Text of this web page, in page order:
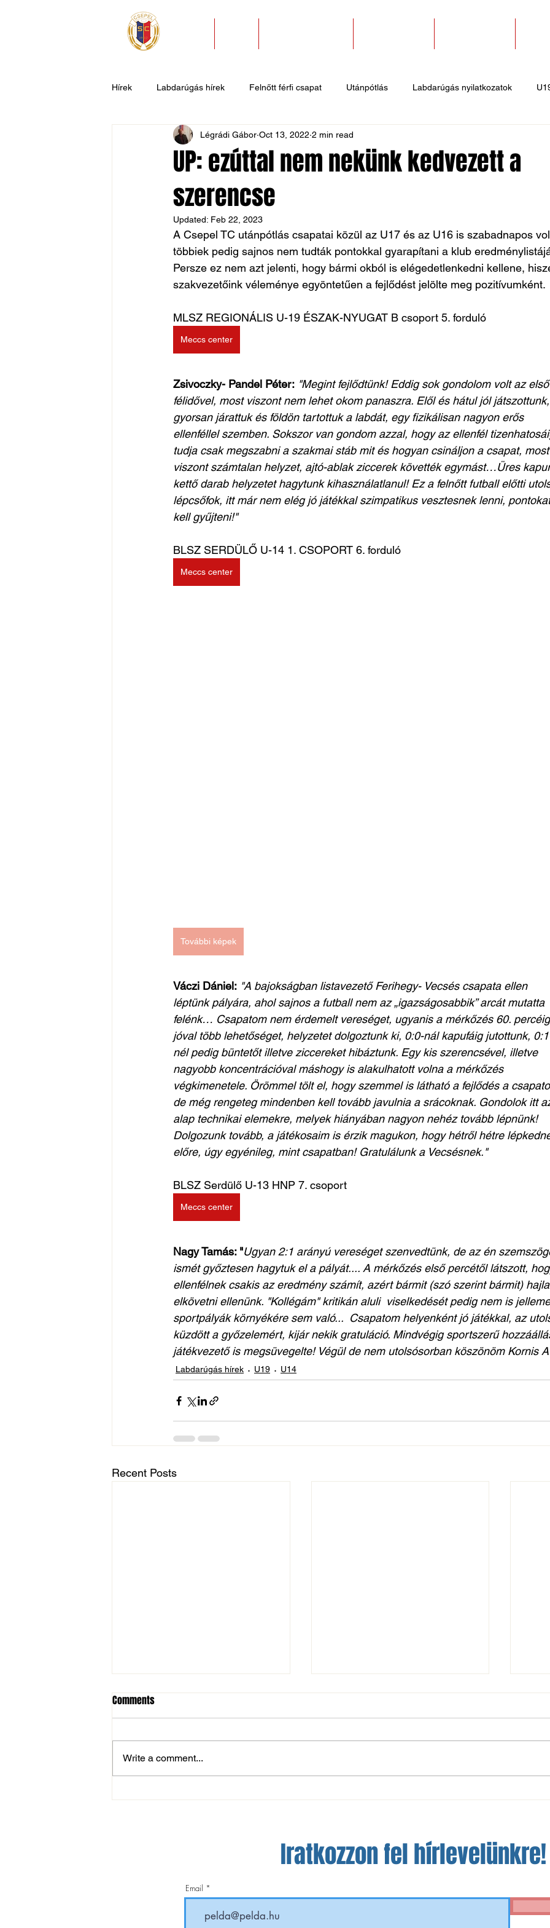
Hírek Labdarúgás hírek Felnőtt férfi csapat Utánpótlás Labdarúgás nyilatkozatok
U9 U7 Evezős hírek Sportlövő hírek
Csepel SC II Általános hírek
UP: ezúttal nem nekünk kedvezett a
szerencse
Légrádi Gábor Oct 13, 2022 2 min read
Updated: Feb 22, 2023
A Csepel TC utánpótlás csapatai közül az U17 és az U16 is szabadnapos
többiek pedig sajnos nem tudták pontokkal gyarapítani a klub
Persze ez nem azt jelenti, hogy bármi okból is elégedetlenkedni kellene,
szakvezetőink véleménye egyöntetűen a fejlődést jelölte meg pozitívumként.
MLSZ REGIONÁLIS U-19 ÉSZAK-NYUGAT B csoport 5. forduló
Meccs center
Zsivoczky- Pandel Péter: "Megint fejlődtünk! Eddig sok gondolom volt az első
félidővel, most viszont nem lehet okom panaszra. Elől és hátul jól játszottunk,
gyorsan járattuk és földön tartottuk a labdát, egy fizikálisan nagyon erős
ellenféllel szemben. Sokszor van gondom azzal, hogy az ellenfél
tudja csak megszabni a szakmai stáb mit és hogyan csináljon a csapat, most
viszont számtalan helyzet, ajtó-ablak ziccerek követték egymást…Üres
kettő darab helyzetet hagytunk kihasználatlanul! Ez a felnőtt futball előtti
lépcsőfok, itt már nem elég jó játékkal szimpatikus vesztesnek lenni, pontokat
kell gyűjteni!"
BLSZ SERDÜLŐ U-14 1. CSOPORT 6. forduló
Meccs center
További képek
Váczi Dániel: "A bajokságban listavezető Ferihegy- Vecsés csapata ellen
léptünk pályára, ahol sajnos a futball nem az „igazságosabbik” arcát mutatta
felénk… Csapatom nem érdemelt vereséget, ugyanis a mérkőzés 60. percéig
jóval több lehetőséget, helyzetet dolgoztunk ki, 0:0-nál kapufáig jutottunk,
nél pedig büntetőt illetve ziccereket hibáztunk. Egy kis szerencsével, illetve
nagyobb koncentrációval máshogy is alakulhatott volna a mérkőzés
végkimenetele. Örömmel tölt el, hogy szemmel is látható a fejlődés a
de még rengeteg mindenben kell tovább javulnia a srácoknak. Gondolok itt
alap technikai elemekre, melyek hiányában nagyon nehéz tovább lépnünk!
Dolgozunk tovább, a játékosaim is érzik magukon, hogy hétről hétre
előre, úgy egyénileg, mint csapatban! Gratulálunk a Vecsésnek."
BLSZ Serdülő U-13 HNP 7. csoport
Meccs center
Nagy Tamás: "Ugyan 2:1 arányú vereséget szenvedtünk, de az én
ismét győztesen hagytuk el a pályát.... A mérkőzés első percétől látszott,
ellenfélnek csakis az eredmény számít, azért bármit (szó szerint bármit)
elkövetni ellenünk. "Kollégám" kritikán aluli  viselkedését pedig nem is
sportpályák környékére sem való...  Csapatom helyenként jó játékkal, az
küzdött a győzelemért, kijár nekik gratuláció. Mindvégig sportszerű
játékvezető is megsüvegelte! Végül de nem utolsósorban köszönöm Kornis
Labdarúgás hírek U19 U14
Recent Posts
MOL Magyar Kupa: magabiztos
NBIII: nem sikerült a bravúr
A
Comments
Write a comment...
Iratkozzon fel hírlevelünkre!
Email